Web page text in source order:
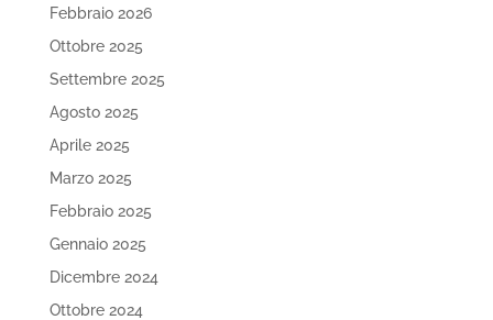
Febbraio 2026
Ottobre 2025
Settembre 2025
Agosto 2025
Aprile 2025
Marzo 2025
Febbraio 2025
Gennaio 2025
Dicembre 2024
Ottobre 2024